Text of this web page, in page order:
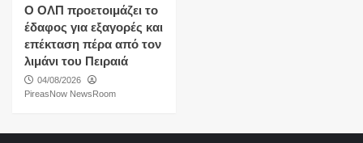
O ΟΛΠ προετοιμάζει το
έδαφος για εξαγορές και
επέκταση πέρα από τον
λιμάνι του Πειραιά
04/08/2026
PireasNow NewsRoom